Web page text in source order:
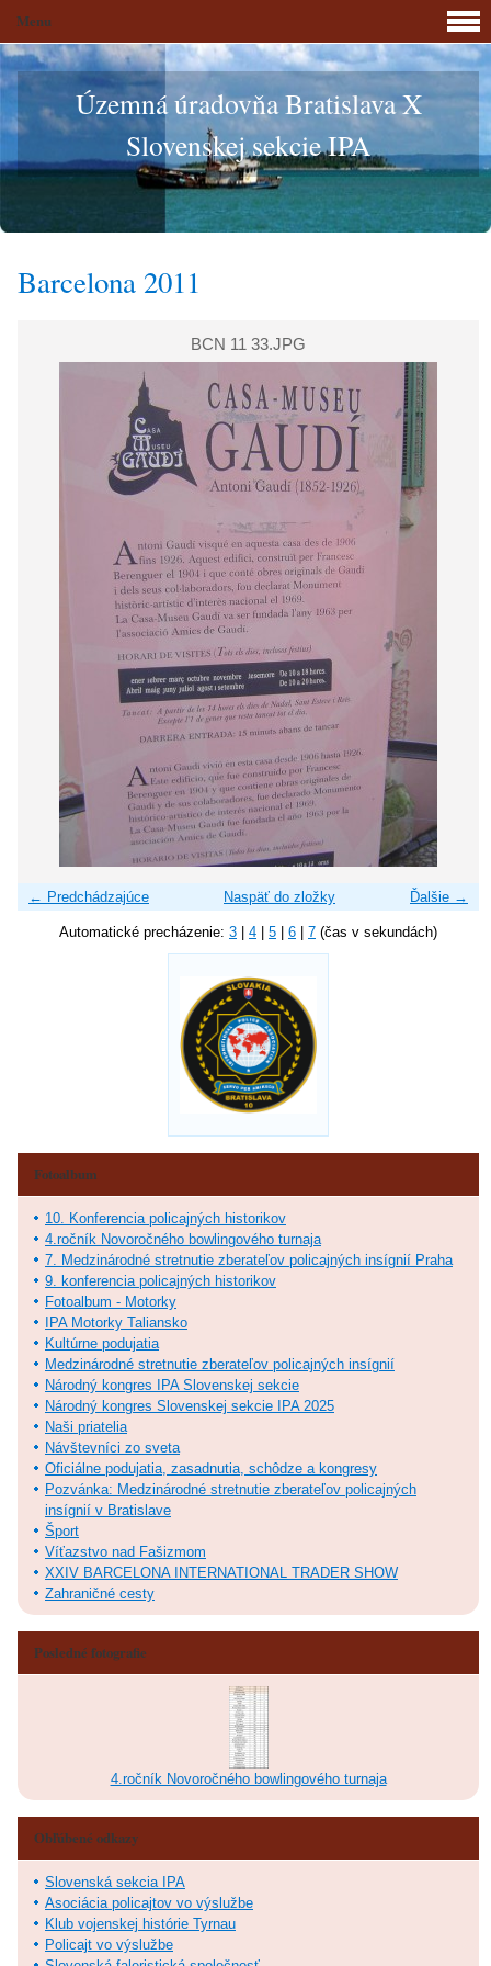
Územná úradovňa Bratislava X
Slovenskej sekcie IPA
Barcelona 2011
BCN 11 33.JPG
← Predchádzajúce Ďalšie →
Naspäť do zložky
Automatické precházenie: 3 4 5 6 7 (čas v sekundách)
Menu
Fotoalbum
10. Konferencia policajných historikov
4.ročník Novoročného bowlingového turnaja
7. Medzinárodné stretnutie zberateľov policajných insígnií Praha
9. konferencia policajných historikov
Fotoalbum - Motorky
IPA Motorky Taliansko
Kultúrne podujatia
Medzinárodné stretnutie zberateľov policajných insígnií
Národný kongres IPA Slovenskej sekcie
Národný kongres Slovenskej sekcie IPA 2025
Naši priatelia
Návštevníci zo sveta
Oficiálne podujatia, zasadnutia, schôdze a kongresy
Pozvánka: Medzinárodné stretnutie zberateľov policajných
insígnií v Bratislave
Šport
Víťazstvo nad Fašizmom
XXIV BARCELONA INTERNATIONAL TRADER SHOW
Zahraničné cesty
Posledné fotografie
4.ročník Novoročného bowlingového turnaja
Obľúbené odkazy
Slovenská sekcia IPA
Asociácia policajtov vo výslužbe
Klub vojenskej histórie Tyrnau
Policajt vo výslužbe